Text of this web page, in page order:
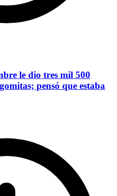
le dio tres mil 500
pensó que estaba